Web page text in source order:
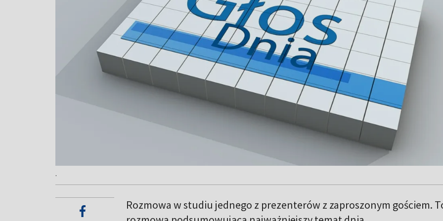
.
Rozmowa w studiu jednego z prezenterów z zaproszonym gościem.